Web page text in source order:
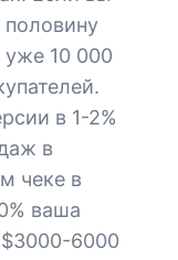
уже 10 000
в 1-2%
в
чеке в
ваша
6000